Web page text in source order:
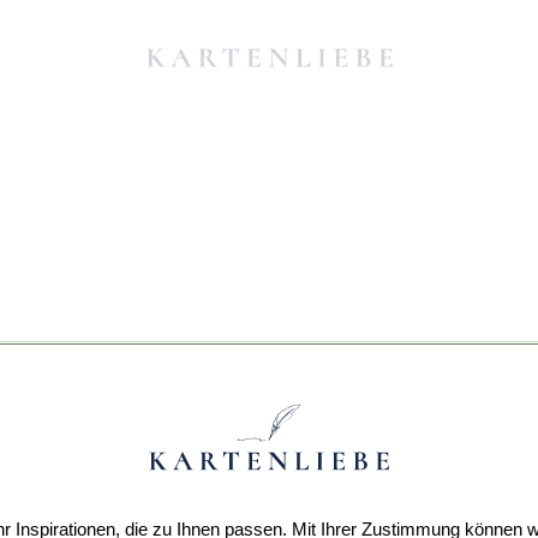
Inspirationen, die zu Ihnen passen. Mit Ihrer Zustimmung können